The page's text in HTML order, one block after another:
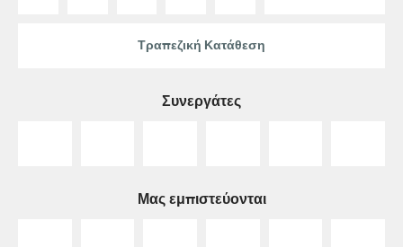
Τραπεζική Κατάθεση
Συνεργάτες
Μας εμπιστεύονται